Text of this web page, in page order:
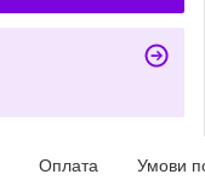
Оплата Умови